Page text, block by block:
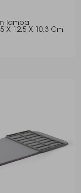
Tampa
X 12,5 X 10,3 Cm